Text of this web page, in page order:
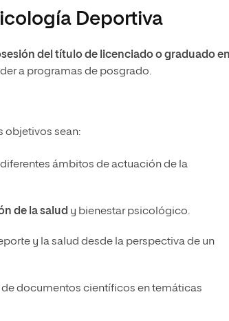
Deportiva
del título de licenciado o graduado
a programas de posgrado.
objetivos sean:
ámbitos de actuación de la
de la salud y bienestar psicológico.
y la salud desde la perspectiva de un
documentos científicos en temáticas